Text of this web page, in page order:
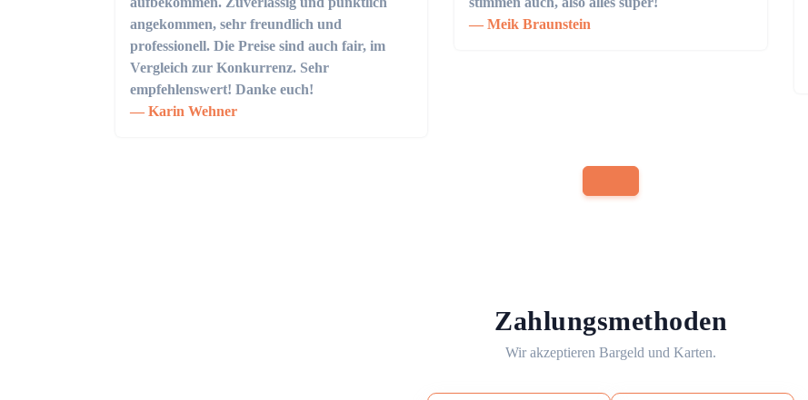
angekommen, sehr freundlich und
professionell. Die Preise sind auch fair, im
Vergleich zur Konkurrenz. Sehr
empfehlenswert! Danke euch!
Karin Wehner
Meik Braunstein
Zahlungsmethoden
Wir akzeptieren Bargeld und Karten.